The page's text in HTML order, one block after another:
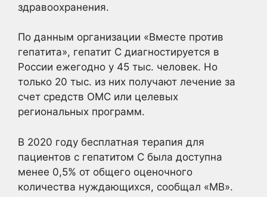
здравоохранения.
По данным организации «Вместе против
гепатита», гепатит С диагностируется в
России ежегодно у 45 тыс. человек. Но
только 20 тыс. из них получают лечение за
счет средств ОМС или целевых
региональных программ.
В 2020 году бесплатная терапия для
пациентов с гепатитом С была доступна
менее 0,5% от общего оценочного
количества нуждающихся, сообщал «МВ».